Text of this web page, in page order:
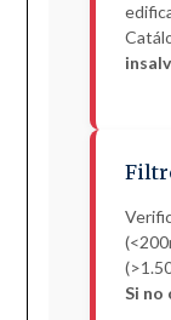
Si no